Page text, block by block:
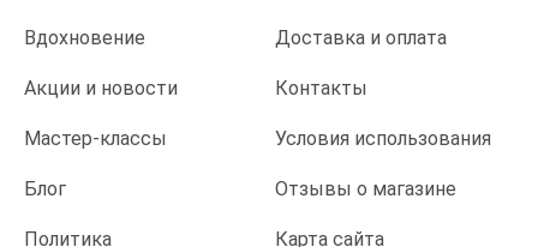
Вдохновение Доставка и оплата
Акции и новости Контакты
Мастер-классы Условия использования
Блог Отзывы о магазине
Политика
Карта сайта